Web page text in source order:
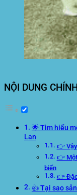
NỘI DUNG CHÍNH
🌟 Tìm hiểu
Lan
👉
👉
biến
👉
👍 Tại sao